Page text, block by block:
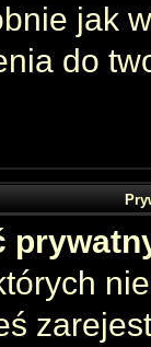
jak
do